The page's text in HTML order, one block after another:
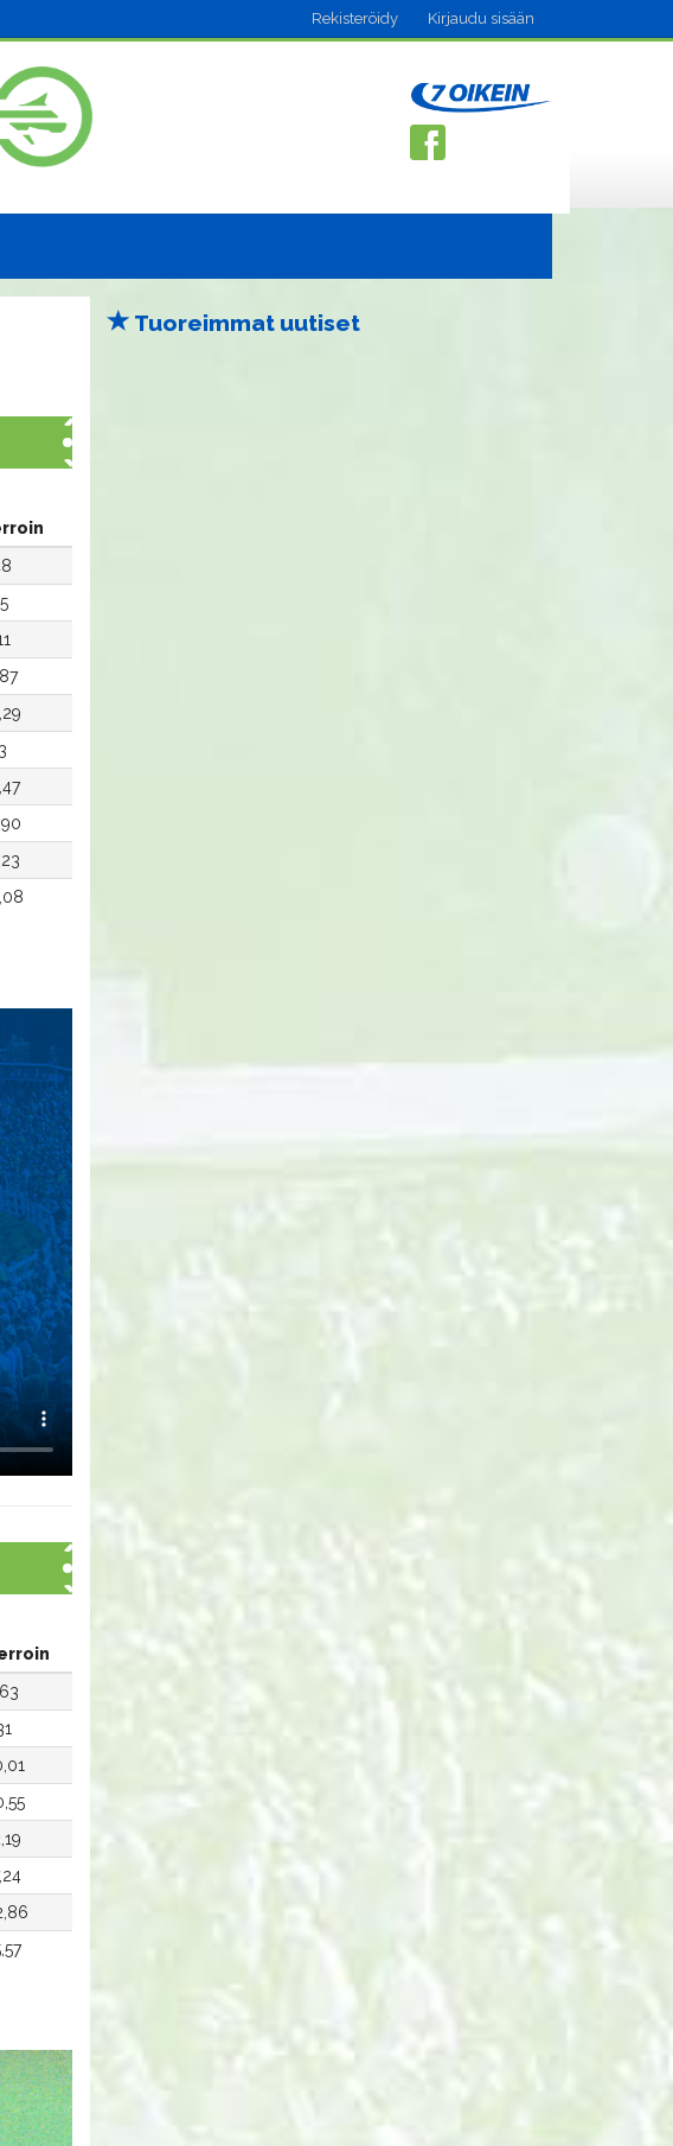
Rekisteröidy Kirjaudu sisään
Tuoreimmat uutiset